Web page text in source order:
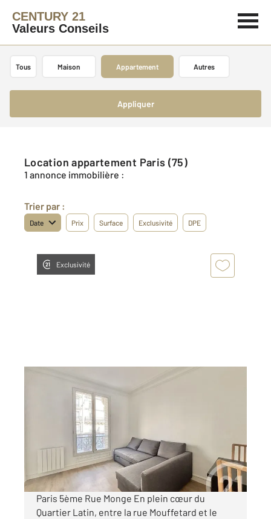
CENTURY 21
Valeurs Conseils
Tous Maison Appartement Autres
Appliquer
Location appartement Paris (75)
1 annonce immobilière :
Trier par :
Date Prix Surface Exclusivité DPE
Exclusivité
, 2 pièces
Appartement F2 à louer
1 760 €
par mois charges comprises
Paris 5ème Rue Monge En plein cœur du
Quartier Latin, entre la rue Mouffetard et le